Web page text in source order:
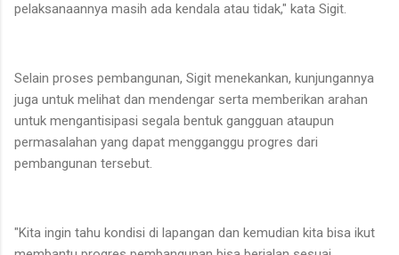
pelaksanaannya masih ada kendala atau tidak," kata Sigit.
Selain proses pembangunan, Sigit menekankan, kunjungannya
juga untuk melihat dan mendengar serta memberikan arahan
untuk mengantisipasi segala bentuk gangguan ataupun
permasalahan yang dapat mengganggu progres dari
pembangunan tersebut.
"Kita ingin tahu kondisi di lapangan dan kemudian kita bisa ikut